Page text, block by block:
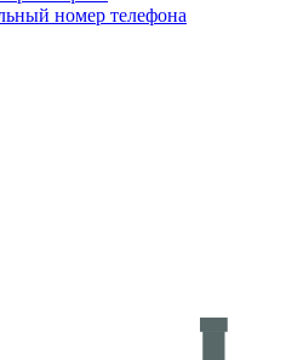
номер телефона